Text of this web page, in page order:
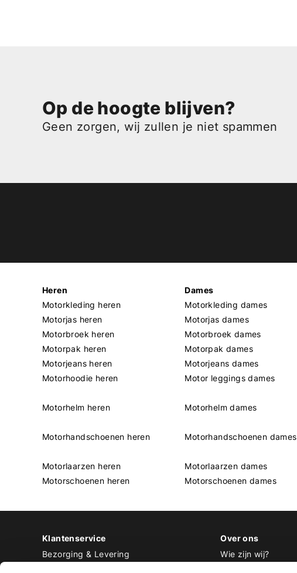
Op de hoogte blijven?
Geen zorgen, wij zullen je niet spammen
Heren
Motorkleding heren
Motorjas heren
Motorbroek heren
Motorpak heren
Motorjeans heren
Motorhoodie heren
Motorhelm heren
Motorhandschoenen heren
Motorlaarzen heren
Motorschoenen heren
Dames
Motorkleding dames
Motorjas dames
Motorbroek dames
Motorpak dames
Motorjeans dames
Motor leggings dames
Motorhelm dames
Motorhandschoenen dames
Motorlaarzen dames
Motorschoenen dames
Klantenservice
Bezorging & Levering
Over ons
Wie zijn wij?